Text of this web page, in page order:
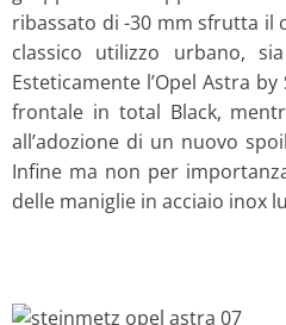
ribassato di -30 mm sfrutta il
classico utilizzo urbano,
Esteticamente l’Opel Astra
frontale in total Black,
all’adozione di un nuovo
Infine ma non per
delle maniglie in acciaio inox